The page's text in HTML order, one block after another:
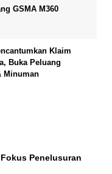
GSMA M360
Klaim
Buka Peluang
Minuman
Penelusuran